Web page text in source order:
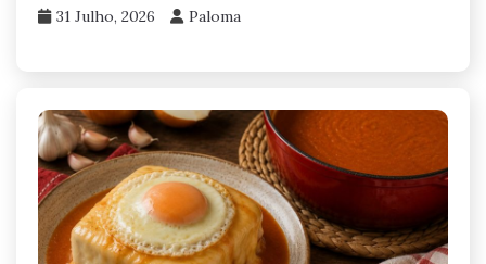
31 Julho, 2026 Paloma